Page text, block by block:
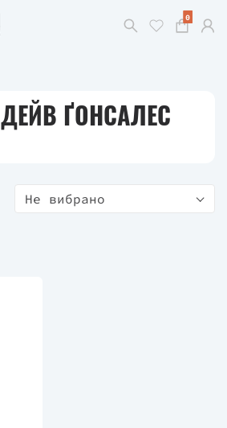
0
ДЕЙВ ҐОНСАЛЕС
Не вибрано